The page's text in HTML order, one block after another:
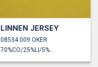
LINNEN JERSEY
08534.009 OKER